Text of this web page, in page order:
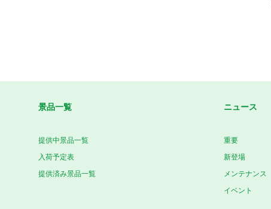
景品一覧
提供中景品一覧
入荷予定表
提供済み景品一覧
ニュース
重要
新登場
メンテナンス
イベント